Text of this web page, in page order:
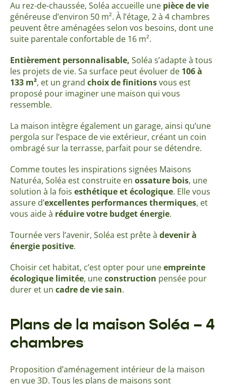
Au rez-de-chaussée, Soléa accueille une pièce de vie
généreuse d’environ 50 m². À l’étage, 2 à 4 chambres
peuvent être aménagées selon vos besoins, dont une
suite parentale confortable de 16 m².
Entièrement personnalisable, Soléa s’adapte à tous
les projets de vie. Sa surface peut évoluer de 106 à
133 m², et un grand choix de finitionsvous est
proposé pour imaginer une maison qui vous
ressemble.
La maison intègre également un garage, ainsi qu’une
pergola sur l’espace de vie extérieur, créant un coin
ombragé sur la terrasse, parfait pour se détendre.
Comme toutes les inspirations signées Maisons
Naturéa, Soléa est construite en ossature bois, une
solution à la fois esthétique et écologique. Elle vous
assure d’excellentes performances thermiques, et
vous aide à réduire votre budget énergie.
Tournée vers l’avenir, Soléa est prête à devenir à
énergie positive.
Choisir cet habitat, c’est opter pour uneempreinte
écologique limitée, uneconstruction pensée pour
durer et un cadre de vie sain.
Plans de la maison Soléa – 4
chambres
Proposition d’aménagement intérieur de la maison
en vue 3D. Tous les plans de maisons sont